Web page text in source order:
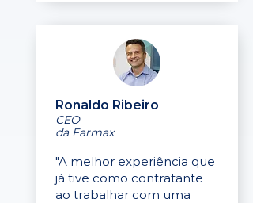
Ronaldo Ribeiro
CEO
da Farmax
"A melhor experiência que
já tive como contratante
ao trabalhar com uma